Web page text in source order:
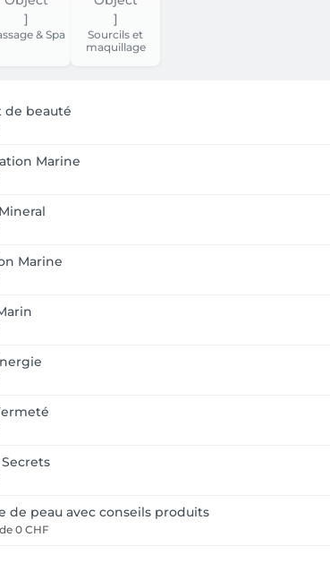
& Spa
Sourcils et
maquillage
de beauté
Marine
Marine
de peau avec conseils produits
0 CHF